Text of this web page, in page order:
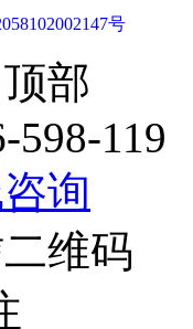
号
部
598-119
询
维码